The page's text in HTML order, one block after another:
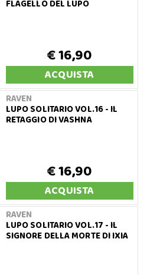
FLAGELLO DEL LUPO
€ 16,90
ACQUISTA
RAVEN
LUPO SOLITARIO VOL.16 - IL
RETAGGIO DI VASHNA
€ 16,90
ACQUISTA
RAVEN
LUPO SOLITARIO VOL.17 - IL
SIGNORE DELLA MORTE DI IXIA